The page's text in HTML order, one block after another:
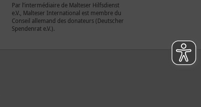
Par l’intermédiaire de Malteser Hilfsdienst
e.V., Malteser International est membre du
Conseil allemand des donateurs (Deutscher
Spendenrat e.V.).